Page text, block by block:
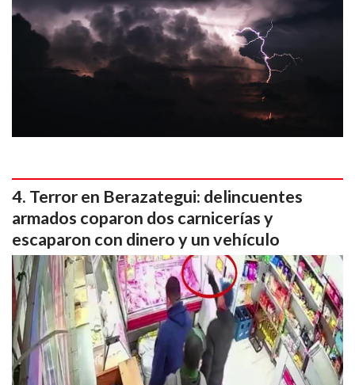
Terror en Berazategui: delincuentes
armados coparon dos carnicerías y
escaparon con dinero y un vehículo